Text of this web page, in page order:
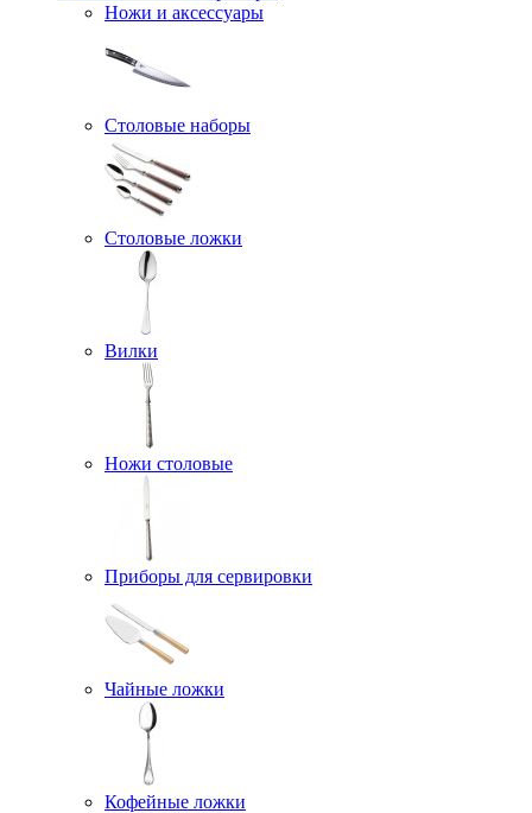
Ножи и аксессуары
Столовые наборы
Столовые ложки
Вилки
Ножи столовые
Приборы для сервировки
Чайные ложки
Кофейные ложки